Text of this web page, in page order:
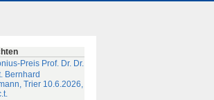
Preis Prof. Dr. Dr.
Bernhard
Trier 10.6.2026,